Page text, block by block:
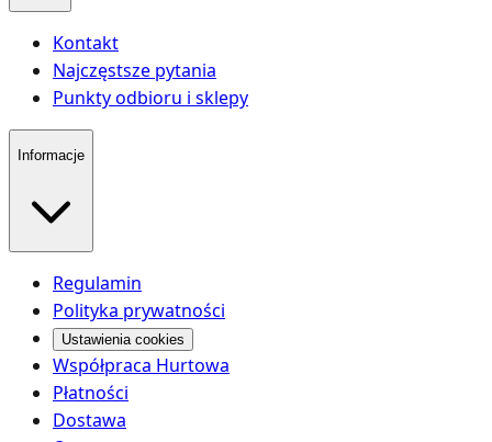
Kontakt
Najczęstsze pytania
Punkty odbioru i sklepy
Informacje
Regulamin
Polityka prywatności
Ustawienia cookies
Współpraca Hurtowa
Płatności
Dostawa